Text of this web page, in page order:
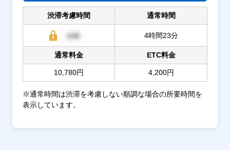
渋滞考慮時間 通常時間
4時間23分
通常料金
10,780円
ETC料金
4,200円
※通常時間は渋滞を考慮しない順調な場合の所要時間を
表示しています。